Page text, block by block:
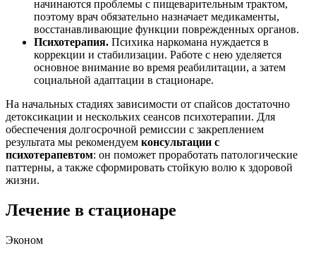
начинаются проблемы с пищеварительным трактом,
поэтому врач обязательно назначает медикаменты,
восстанавливающие функции поврежденных органов.
Психотерапия. Психика наркомана нуждается в
коррекции и стабилизации. Работе с нею уделяется
основное внимание во время реабилитации, а затем
социальной адаптации в стационаре.
На начальных стадиях зависимости от спайсов достаточно
детоксикации и нескольких сеансов психотерапии. Для
обеспечения долгосрочной ремиссии с закреплением
результата мы рекомендуем консультации с
психотерапевтом: он поможет проработать патологические
паттерны, а также сформировать стойкую волю к здоровой
жизни.
Лечение в стационаре
Эконом